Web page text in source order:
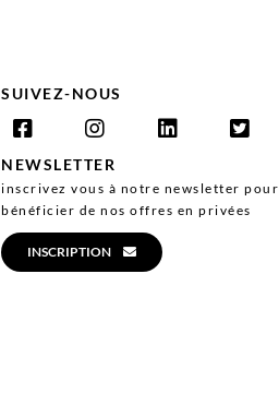
SUIVEZ-NOUS
NEWSLETTER
inscrivez vous à notre newsletter pour
bénéficier de nos offres en privées
INSCRIPTION